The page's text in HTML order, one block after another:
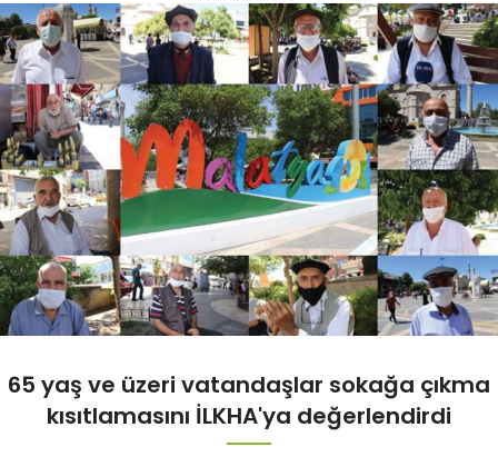
65 yaş ve üzeri vatandaşlar sokağa çıkma
kısıtlamasını İLKHA'ya değerlendirdi